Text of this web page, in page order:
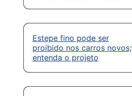
Estepe fino pode ser
proibido nos carros novos;
entenda o projeto